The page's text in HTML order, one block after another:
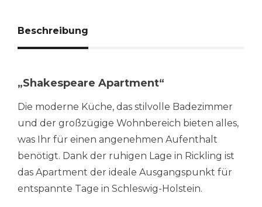
Beschreibung
„Shakespeare Apartment“
Die moderne Küche, das stilvolle Badezimmer
und der großzügige Wohnbereich bieten alles,
was Ihr für einen angenehmen Aufenthalt
benötigt. Dank der ruhigen Lage in Rickling ist
das Apartment der ideale Ausgangspunkt für
entspannte Tage in Schleswig-Holstein.